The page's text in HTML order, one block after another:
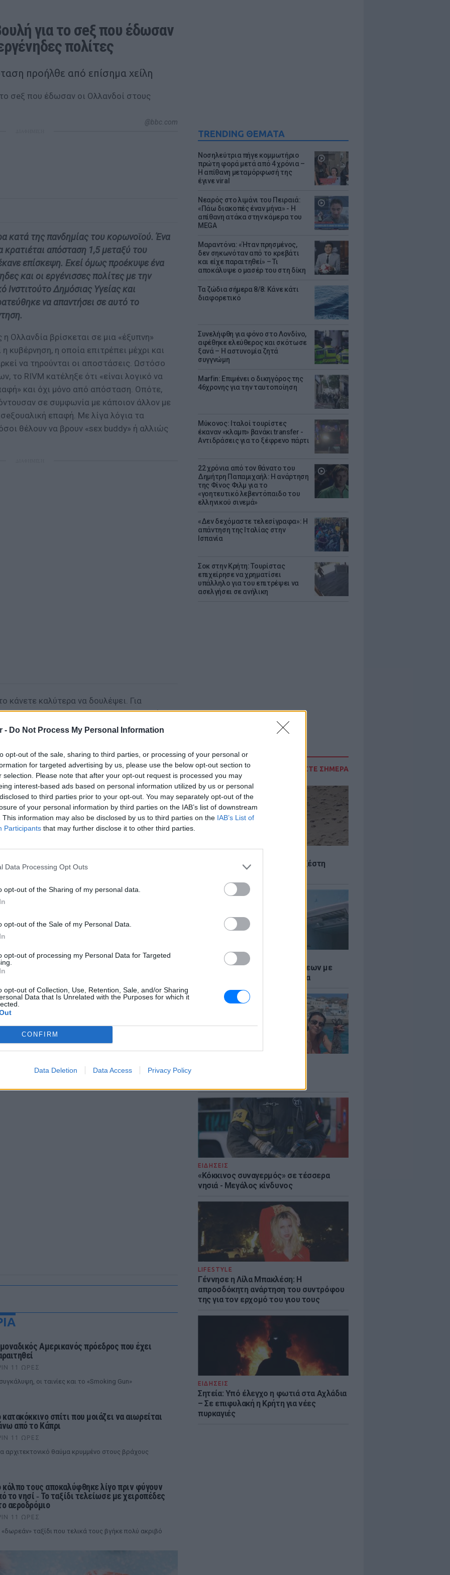
- Do Not Process My Personal Information
opt-out of the sale, sharing to third parties, or processing of your personal or
for targeted advertising by us, please use the below opt-out section to
selection. Please note that after your opt-out request is processed you may
interest-based ads based on personal information utilized by us or personal
to third parties prior to your opt-out. You may separately opt-out of the
of your personal information by third parties on the IAB’s list of downstream
This information may also be disclosed by us to third parties on the IAB’s List of
Participants that may further disclose it to other third parties.
Data Processing Opt Outs
opt-out of the Sharing of my personal data.
opt-out of the Sale of my Personal Data.
opt-out of processing my Personal Data for Targeted
opt-out of Collection, Use, Retention, Sale, and/or Sharing
Data that Is Unrelated with the Purposes for which it
CONFIRM
Data Deletion Data Access Privacy Policy
TRENDING ΘΕΜΑΤΑ
Νοσηλεύτρια πήγε κομμωτήριο
πρώτη φορά μετά από 4 χρόνια –
Η απίθανη μεταμόρφωσή της
έγινε viral
Νεαρός στο λιμάνι του Πειραιά:
«Πάω διακοπές έναν μήνα» - Η
απίθανη ατάκα στην κάμερα του
MEGA
Μαραντόνα: «Ήταν πρησμένος,
δεν σηκωνόταν από το κρεβάτι
και είχε παραιτηθεί» – Τι
αποκάλυψε ο μασέρ του στη δίκη
Τα ζώδια σήμερα 8/8: Κάνε κάτι
διαφορετικό
Συνελήφθη για φόνο στο Λονδίνο,
αφέθηκε ελεύθερος και σκότωσε
ξανά – Η αστυνομία ζητά
συγγνώμη
Marfin: Επιμένει ο δικηγόρος της
46χρονης για την ταυτοποίηση
Μύκονος: Ιταλοί τουρίστες
έκαναν «κλαμπ» βανάκι transfer -
Αντιδράσεις για το ξέφρενο πάρτι
22 χρόνια από τον θάνατο του
Δημήτρη Παπαμιχαήλ: Η ανάρτηση
της Φίνος Φιλμ για το
«γοητευτικό λεβεντόπαιδο του
ελληνικού σινεμά»
«Δεν δεχόμαστε τελεσίγραφα»: Η
απάντηση της Ιταλίας στην
Ισπανία
Σοκ στην Κρήτη: Τουρίστας
επιχείρησε να χρηματίσει
υπάλληλο για του επιτρέψει να
ασελγήσει σε ανήλικη
ΔΙΑΒΑΣΤΕ ΣΗΜΕΡΑ
Καιρός: Πού θα «χτυπήσει» η ζέστη
ΕΙΔΗΣΕΙΣ
Αύγουστος: Ρεκόρ Αναχωρήσεων με
56.000 Ταξιδιώτες στα Λιμάνια
ΕΙΔΗΣΕΙΣ
«Κόκκινος συναγερμός» σε τέσσερα
νησιά - Μεγάλος κίνδυνος
LIFESTYLE
Γέννησε η Λίλα Μπακλέση: Η
απροσδόκητη ανάρτηση του συντρόφου
της για τον ερχομό του γιου τους
ΕΙΔΗΣΕΙΣ
Σητεία: Υπό έλεγχο η φωτιά στα Αχλάδια
– Σε επιφυλακή η Κρήτη για νέες
πυρκαγιές
για το σeξ που έδωσαν
πολίτες
προήλθε από επίσημα χείλη
@bbc.com
κατά της πανδημίας του κορωνοϊού. Ένα
κρατιέται απόσταση 1,5 μεταξύ του
επίσκεψη. Εκεί όμως προέκυψε ένα
και οι εργένισσες πολίτες με την
Ινστιτούτο Δημόσιας Υγείας και
να απαντήσει σε αυτό το
Ολλανδία βρίσκεται σε μια «έξυπνη»
κυβέρνηση, η οποία επιτρέπει μέχρι και
να τηρούνται οι αποστάσεις. Ωστόσο
το RIVM κατέληξε ότι «είναι λογικό να
και όχι μόνο από απόσταση. Οπότε,
σε συμφωνία με κάποιον άλλον με
σeξουαλική επαφή. Με λίγα λόγια τα
θέλουν να βρουν «sεx buddy» ή αλλιώς
κάνετε καλύτερα να δουλέψει. Για
με το ίδιο άτομο (cuddle buddy ή sεx
επαφή, αρκεί να μην είστε άρρωστοι.
ακόμα ανθρώπους συναντάτε
συναντάτε, τόσο μεγαλύτερη είναι η
ιό», ήταν η συμβουλή.
και σας έβρισκε μόνους η καραντίνα, θα
να κάνετε σeξ για λόγους ηρεμίας
μάλιστα μετά από προτροπή που έκαναν
στο
νέα της ημέρας και ότι σου κάνει κλικ!
και στο Instagram
ΔΙΑΦΗΜΙΣΗ
Αμερικανός πρόεδρος που έχει
11 ΏΡΕΣ
οι ταινίες και το «Smoking Gun»
κατακόκκινο σπίτι που μοιάζει να αιωρείται
από το Κάπρι
11 ΏΡΕΣ
αρχιτεκτονικό θαύμα κρυμμένο στους βράχους
κόλπο τους αποκαλύφθηκε λίγο πριν φύγουν
το νησί ‑ Το ταξίδι τελείωσε με χειροπέδες
αεροδρόμιο
11 ΏΡΕΣ
«δωρεάν» ταξίδι που τελικά τους βγήκε πολύ ακριβό